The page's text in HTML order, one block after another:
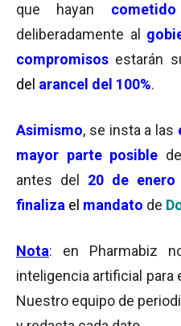
que hayan
deliberadamente al
compromisos estarán
del arancel del 100%.
Asimismo, se insta a las
mayor parte posible
antes del 20 de enero
finaliza el mandato de
Nota: en Pharmabiz
inteligencia artificial para
Nuestro equipo de